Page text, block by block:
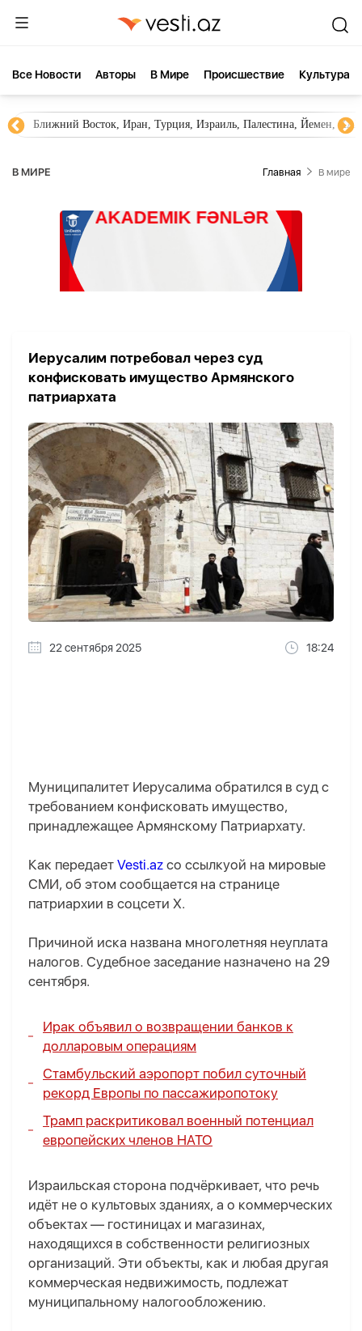
Все Новости Aвторы В Мире Происшествие Культура
Ближний Восток, Иран, Турция, Израиль, Палестина, Йемен,
В МИРЕ Главная В мире
Иерусалим потребовал через суд
конфисковать имущество Армянского
патриархата
22 сентября 2025 18:24
Муниципалитет Иерусалима обратился в суд с
требованием конфисковать имущество,
принадлежащее Армянскому Патриархату.
Как передает Vesti.az со ссылкуой на мировые
СМИ, об этом сообщается на странице
патриархии в соцсети X.
Причиной иска названа многолетняя неуплата
налогов. Судебное заседание назначено на 29
сентября.
Ирак объявил о возвращении банков к
долларовым операциям
Стамбульский аэропорт побил суточный
рекорд Европы по пассажиропотоку
Трамп раскритиковал военный потенциал
европейских членов НАТО
Израильская сторона подчёркивает, что речь
идёт не о культовых зданиях, а о коммерческих
объектах — гостиницах и магазинах,
находящихся в собственности религиозных
организаций. Эти объекты, как и любая другая
коммерческая недвижимость, подлежат
муниципальному налогообложению.